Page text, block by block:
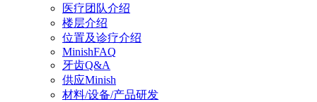
医疗团队介绍
楼层介绍
位置及诊疗介绍
MinishFAQ
牙齿Q&A
供应Minish
材料/设备/产品研发